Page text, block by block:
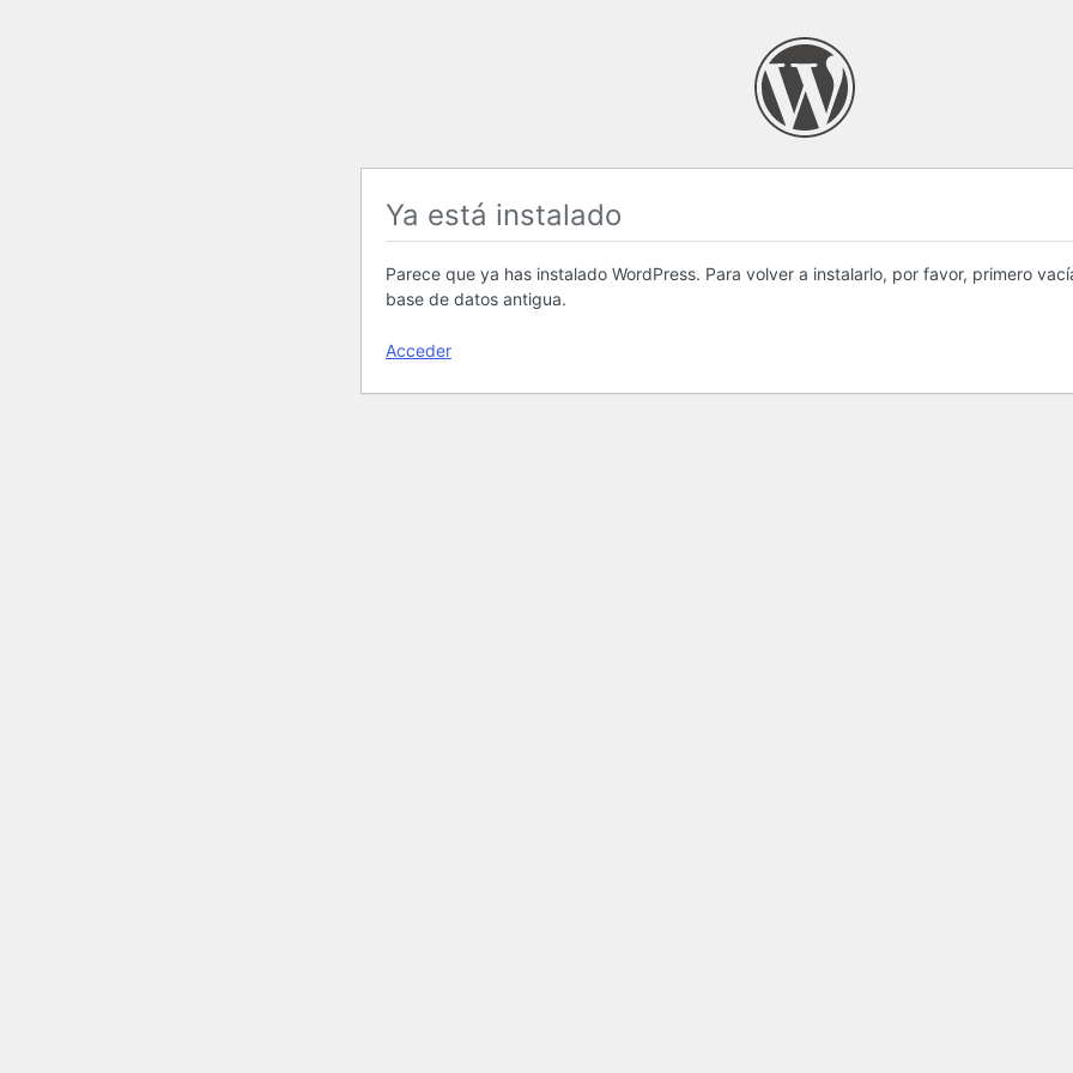
Ya está instalado
Parece que ya has instalado WordPress. Para volver a instalarlo, por favor, primero
base de datos antigua.
Acceder